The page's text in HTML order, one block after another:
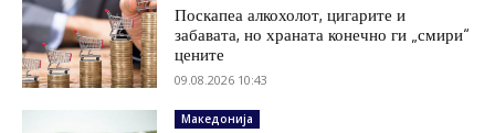
Поскапеа алкохолот, цигарите и
забавата, но храната конечно ги „смири“
цените
09.08.2026 10:43
Македонија